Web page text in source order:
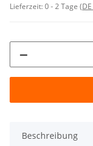
Lieferzeit:0 - 2 Tage
Beschreibung